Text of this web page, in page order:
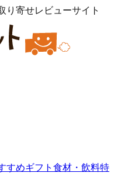
り寄せレビューサイト
すめギフト 食材・飲料特